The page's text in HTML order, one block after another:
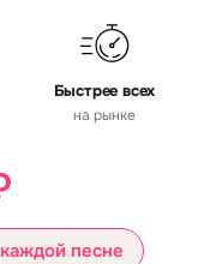
Быстрее всех
на рынке
песне